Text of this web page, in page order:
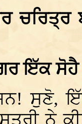
ਚਰਿਤ੍ਰ
ਇੱਕ
ਸੁਣੋ,
ਨੇ